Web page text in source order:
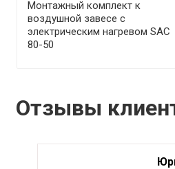
Монтажный комплект к
воздушной завесе с
электрическим нагревом SAC
80-50
Отзывы